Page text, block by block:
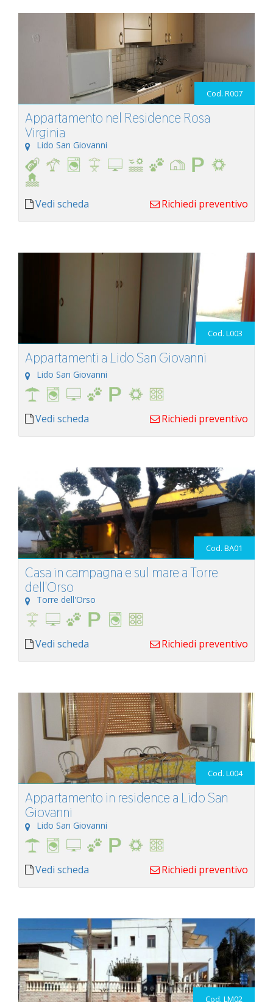
Cod. R007
Appartamento nel Residence Rosa
Virginia
Lido San Giovanni
Vedi scheda Richiedi preventivo
Cod. L003
Appartamenti a Lido San Giovanni
Lido San Giovanni
Vedi scheda Richiedi preventivo
Cod. BA01
Casa in campagna e sul mare a Torre
dell'Orso
Torre dell'Orso
Vedi scheda Richiedi preventivo
Cod. L004
Appartamento in residence a Lido San
Giovanni
Lido San Giovanni
Vedi scheda Richiedi preventivo
Cod. LM02